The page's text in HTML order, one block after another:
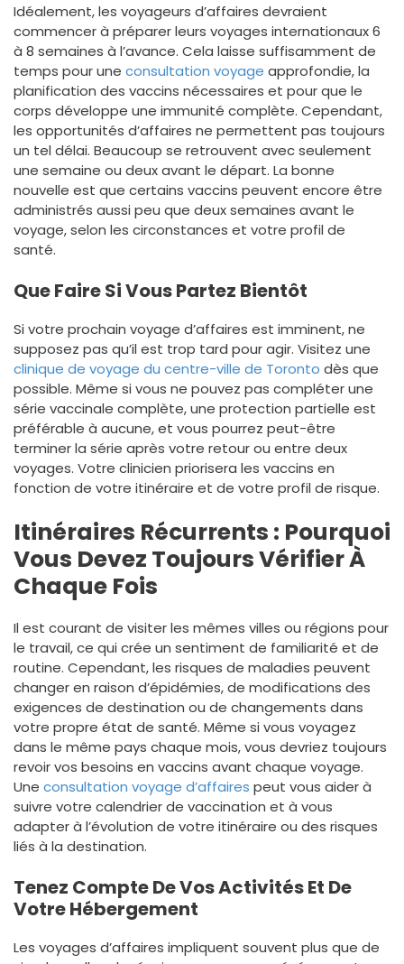
Idéalement, les voyageurs d’affaires devraient
commencer à préparer leurs voyages internationaux 6
à 8 semaines à l’avance. Cela laisse suffisamment de
temps pour une consultation voyage approfondie, la
planification des vaccins nécessaires et pour que le
corps développe une immunité complète. Cependant,
les opportunités d’affaires ne permettent pas toujours
un tel délai. Beaucoup se retrouvent avec seulement
une semaine ou deux avant le départ. La bonne
nouvelle est que certains vaccins peuvent encore être
administrés aussi peu que deux semaines avant le
voyage, selon les circonstances et votre profil de
santé.
Que Faire Si Vous Partez Bientôt
Si votre prochain voyage d’affaires est imminent, ne
supposez pas qu’il est trop tard pour agir. Visitez une
clinique de voyage du centre-ville de Toronto dès que
possible. Même si vous ne pouvez pas compléter une
série vaccinale complète, une protection partielle est
préférable à aucune, et vous pourrez peut-être
terminer la série après votre retour ou entre deux
voyages. Votre clinicien priorisera les vaccins en
fonction de votre itinéraire et de votre profil de risque.
Itinéraires Récurrents : Pourquoi
Vous Devez Toujours Vérifier À
Chaque Fois
Il est courant de visiter les mêmes villes ou régions pour
le travail, ce qui crée un sentiment de familiarité et de
routine. Cependant, les risques de maladies peuvent
changer en raison d’épidémies, de modifications des
exigences de destination ou de changements dans
votre propre état de santé. Même si vous voyagez
dans le même pays chaque mois, vous devriez toujours
revoir vos besoins en vaccins avant chaque voyage.
Une consultation voyage d’affaires peut vous aider à
suivre votre calendrier de vaccination et à vous
adapter à l’évolution de votre itinéraire ou des risques
liés à la destination.
Tenez Compte De Vos Activités Et De
Votre Hébergement
Les voyages d’affaires impliquent souvent plus que de